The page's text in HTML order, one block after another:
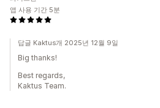
앱 사용 기간 5분
답글 Kaktus개 2025년 12월 9일
Big thanks!
Best regards,
Kaktus Team.